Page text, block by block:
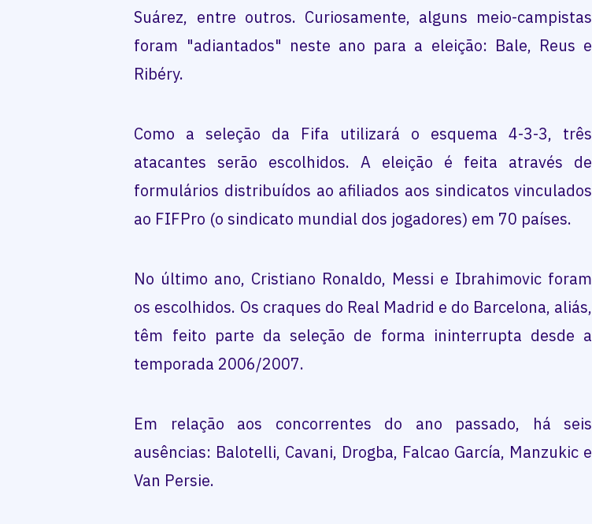
Suárez, entre outros. Curiosamente, alguns meio-campistas
foram "adiantados" neste ano para a eleição: Bale, Reus e
Ribéry.
Como a seleção da Fifa utilizará o esquema 4-3-3, três
atacantes serão escolhidos. A eleição é feita através de
formulários distribuídos ao afiliados aos sindicatos vinculados
ao FIFPro (o sindicato mundial dos jogadores) em 70 países.
No último ano, Cristiano Ronaldo, Messi e Ibrahimovic foram
os escolhidos. Os craques do Real Madrid e do Barcelona, aliás,
têm feito parte da seleção de forma ininterrupta desde a
temporada 2006/2007.
Em relação aos concorrentes do ano passado, há seis
ausências: Balotelli, Cavani, Drogba, Falcao García, Manzukic e
Van Persie.